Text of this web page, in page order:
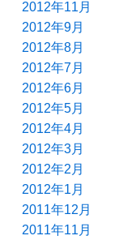
2012年11月
2012年9月
2012年8月
2012年7月
2012年6月
2012年5月
2012年4月
2012年3月
2012年2月
2012年1月
2011年12月
2011年11月